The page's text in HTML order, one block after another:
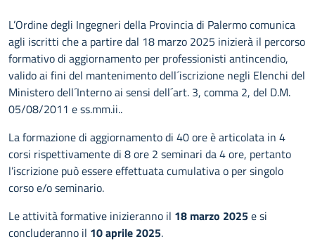
L’Ordine degli Ingegneri della Provincia di Palermo comunica
agli iscritti che a partire dal 18 marzo 2025 inizierà il percorso
formativo di aggiornamento per professionisti antincendio,
valido ai fini del mantenimento dell´iscrizione negli Elenchi del
Ministero dell´Interno ai sensi dell´art. 3, comma 2, del D.M.
05/08/2011 e ss.mm.ii..
La formazione di aggiornamento di 40 ore è articolata in 4
corsi rispettivamente di 8 ore 2 seminari da 4 ore, pertanto
l’iscrizione può essere effettuata cumulativa o per singolo
corso e/o seminario.
Le attività formative inizieranno il 18 marzo 2025e si
concluderanno il 10 aprile 2025.